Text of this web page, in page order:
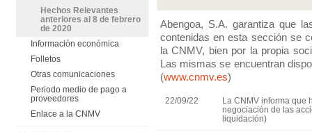
Hechos Relevantes
anteriores al 8 de febrero
de 2020
Información económica
Folletos
Otras comunicaciones
Periodo medio de pago a
proveedores
Enlace a la CNMV
Abengoa, S.A. garantiza que
contenidas en esta sección se
la CNMV, bien por la propia
Las mismas se encuentran
(www.cnmv.es)
22/09/22
La CNMV informa que
negociación de las
liquidación)